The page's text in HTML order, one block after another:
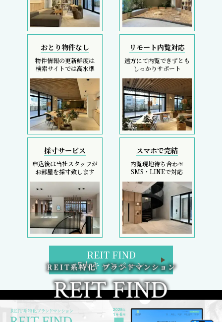
おとり物件なし
物件情報の更新鮮度は
検索サイトでは高水準
リモート内覧対応
遠方にて内覧できずとも
しっかりサポート
採寸サービス
申込後は当社スタッフが
お部屋を採寸致します
スマホで完結
内覧現地待ち合わせ
SMS・LINEで対応
REIT FIND
5大キャンペーン